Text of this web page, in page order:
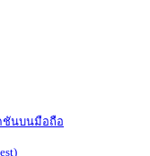
ชันบนมือถือ